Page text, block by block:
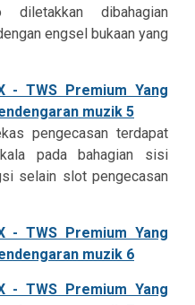
diletakkan dibahagian
engsel bukaan yang
pengecasan terdapat
pada bahagian sisi
selain slot pengecasan